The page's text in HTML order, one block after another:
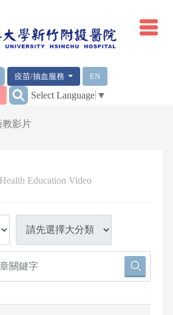
疫苗/抽血服務 EN
::: Select Language ▼
教影片
Education Video